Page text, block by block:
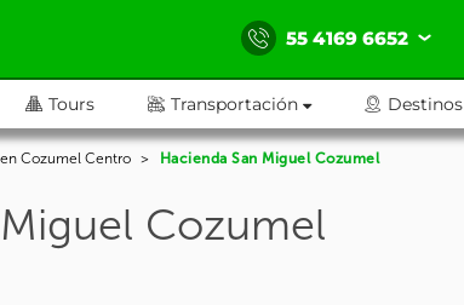
55 4169 6652
Tours Transportación Destinos
Cozumel Centro Hacienda San Miguel Cozumel
Cozumel